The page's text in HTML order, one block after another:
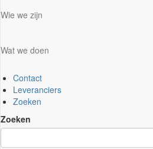
Wie we zijn
Wat we doen
Contact
Leveranciers
Zoeken
Zoeken